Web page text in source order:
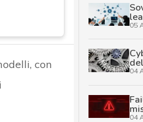
con
05
04
04